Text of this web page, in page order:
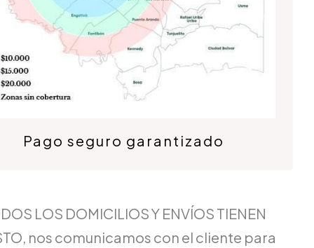
Pago seguro garantizado
LOS DOMICILIOS Y ENVÍOS TIENEN
nos comunicamos con el cliente para